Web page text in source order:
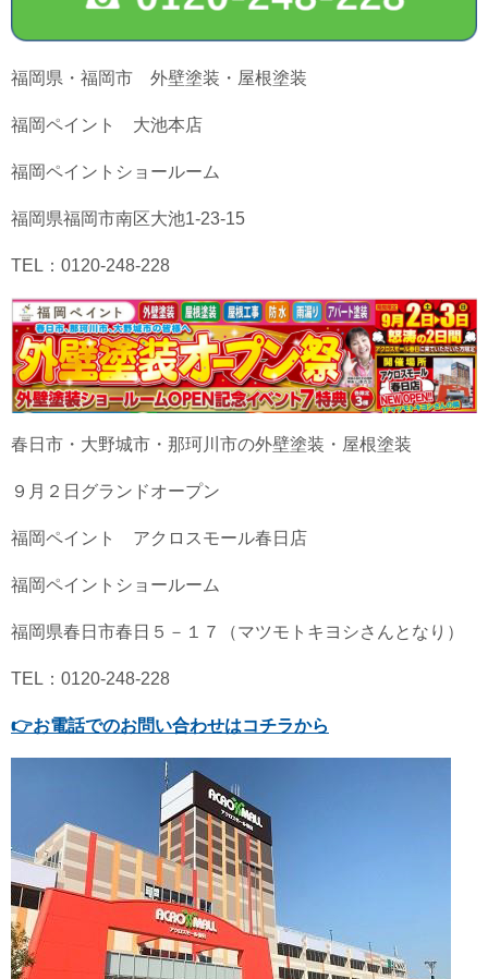
福岡県・福岡市 外壁塗装・屋根塗装
福岡ペイント 大池本店
福岡ペイントショールーム
福岡県福岡市南区大池1-23-15
TEL：0120-248-228
春日市・大野城市・那珂川市の外壁塗装・屋根塗装
９月２日グランドオープン
福岡ペイント アクロスモール春日店
福岡ペイントショールーム
福岡県春日市春日５－１７（マツモトキヨシさんとなり）
TEL：0120-248-228
👉お電話でのお問い合わせはコチラから